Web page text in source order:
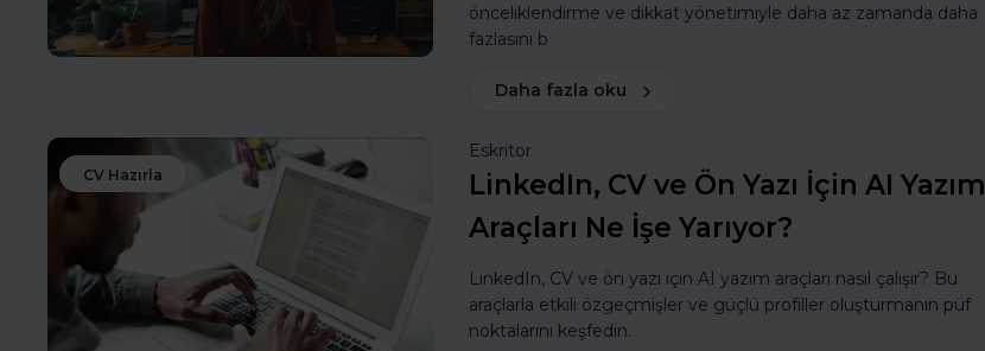
önceliklendirme ve dikkat yönetimiyle daha az zamanda daha
fazlasını b
Daha fazla oku
CV Hazırla
Eskritor
LinkedIn, CV ve Ön Yazı İçin AI Yazım
Araçları Ne İşe Yarıyor?
LinkedIn, CV ve ön yazı için AI yazım araçları nasıl çalışır? Bu
araçlarla etkili özgeçmişler ve güçlü profiller oluşturmanın püf
noktalarını keşfedin.